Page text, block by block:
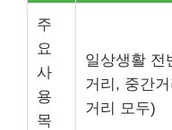
주
요
사
용
목
일상생활 전
거리, 중간
거리 모두)